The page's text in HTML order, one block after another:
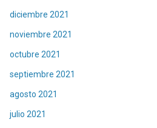
diciembre 2021
noviembre 2021
octubre 2021
septiembre 2021
agosto 2021
julio 2021